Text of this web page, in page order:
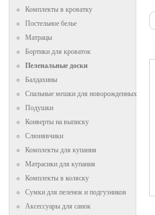
Комплекты в кроватку
Постельное белье
Матрацы
Бортики для кроваток
Пеленальные доски
Балдахины
Спальные мешки для новорожденных
Подушки
Конверты на выписку
Слюнявчики
Комплекты для купания
Матрасики для купания
Комплекты в коляску
Сумки для пеленок и подгузников
Аксессуары для санок